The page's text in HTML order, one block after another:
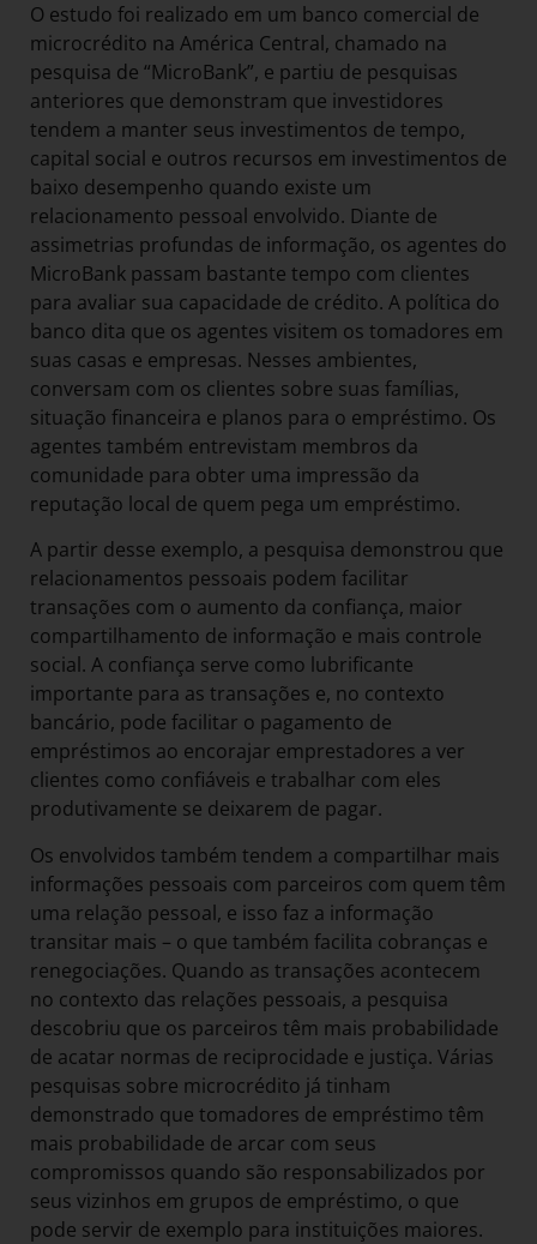
O estudo foi realizado em um banco comercial de
microcrédito na América Central, chamado na
pesquisa de “MicroBank”, e partiu de pesquisas
anteriores que demonstram que investidores
tendem a manter seus investimentos de tempo,
capital social e outros recursos em investimentos de
baixo desempenho quando existe um
relacionamento pessoal envolvido. Diante de
assimetrias profundas de informação, os agentes do
MicroBank passam bastante tempo com clientes
para avaliar sua capacidade de crédito. A política do
banco dita que os agentes visitem os tomadores em
suas casas e empresas. Nesses ambientes,
conversam com os clientes sobre suas famílias,
situação financeira e planos para o empréstimo. Os
agentes também entrevistam membros da
comunidade para obter uma impressão da
reputação local de quem pega um empréstimo.
A partir desse exemplo, a pesquisa demonstrou que
relacionamentos pessoais podem facilitar
transações com o aumento da confiança, maior
compartilhamento de informação e mais controle
social. A confiança serve como lubrificante
importante para as transações e, no contexto
bancário, pode facilitar o pagamento de
empréstimos ao encorajar emprestadores a ver
clientes como confiáveis e trabalhar com eles
produtivamente se deixarem de pagar.
Os envolvidos também tendem a compartilhar mais
informações pessoais com parceiros com quem têm
uma relação pessoal, e isso faz a informação
transitar mais – o que também facilita cobranças e
renegociações. Quando as transações acontecem
no contexto das relações pessoais, a pesquisa
descobriu que os parceiros têm mais probabilidade
de acatar normas de reciprocidade e justiça. Várias
pesquisas sobre microcrédito já tinham
demonstrado que tomadores de empréstimo têm
mais probabilidade de arcar com seus
compromissos quando são responsabilizados por
seus vizinhos em grupos de empréstimo, o que
pode servir de exemplo para instituições maiores.